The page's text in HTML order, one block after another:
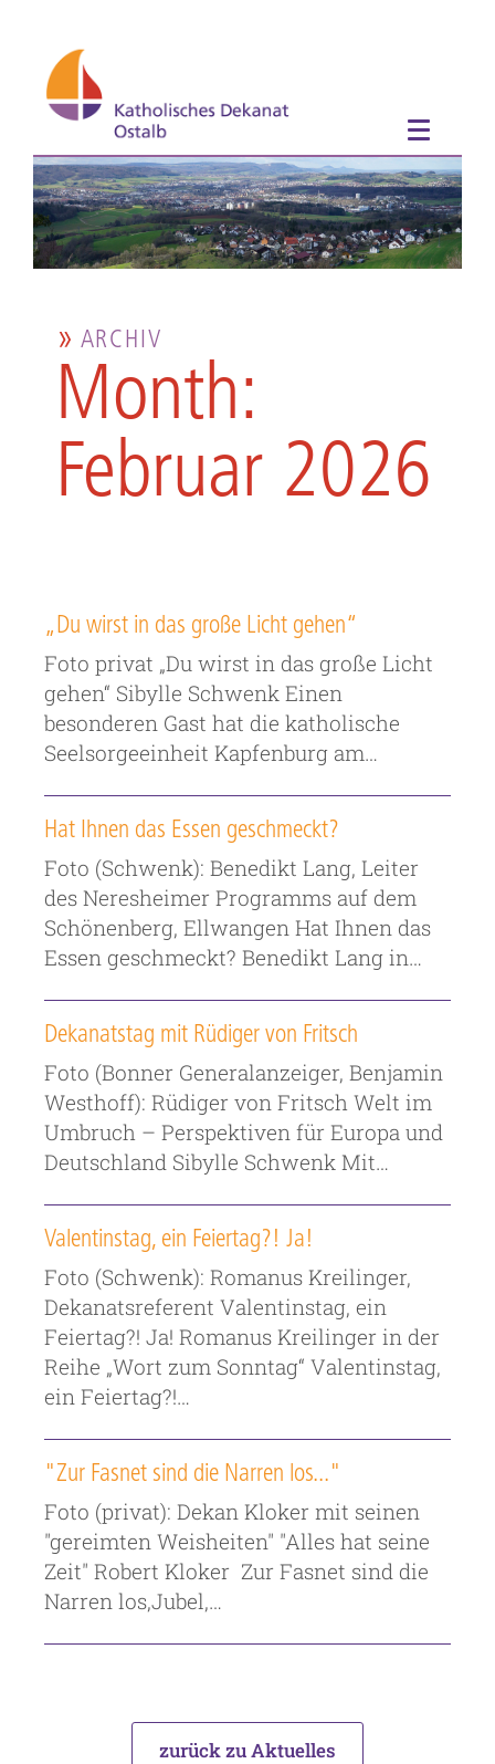
ARCHIV
Month:
Februar 2026
„Du wirst in das große Licht gehen“
Foto privat „Du wirst in das große Licht
gehen“ Sibylle Schwenk Einen
besonderen Gast hat die katholische
Seelsorgeeinheit Kapfenburg am…
Hat Ihnen das Essen geschmeckt?
Foto (Schwenk): Benedikt Lang, Leiter
des Neresheimer Programms auf dem
Schönenberg, Ellwangen Hat Ihnen das
Essen geschmeckt? Benedikt Lang in…
Dekanatstag mit Rüdiger von Fritsch
Foto (Bonner Generalanzeiger, Benjamin
Westhoff): Rüdiger von Fritsch Welt im
Umbruch – Perspektiven für Europa und
Deutschland Sibylle Schwenk Mit…
Valentinstag, ein Feiertag?! Ja!
Foto (Schwenk): Romanus Kreilinger,
Dekanatsreferent Valentinstag, ein
Feiertag?! Ja! Romanus Kreilinger in der
Reihe „Wort zum Sonntag“ Valentinstag,
ein Feiertag?!…
"Zur Fasnet sind die Narren los..."
Foto (privat): Dekan Kloker mit seinen
"gereimten Weisheiten" "Alles hat seine
Zeit" Robert Kloker Zur Fasnet sind die
Narren los,Jubel,…
zurück zu Aktuelles